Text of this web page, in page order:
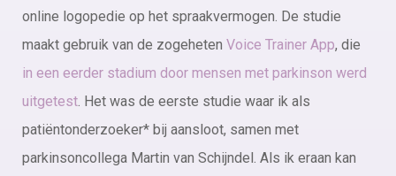
online logopedie op het spraakvermogen. De studie
maakt gebruik van de zogeheten Voice Trainer App, die
in een eerder stadium door mensen met parkinson werd
uitgetest. Het was de eerste studie waar ik als
patiëntonderzoeker* bij aansloot, samen met
parkinsoncollega Martin van Schijndel. Als ik eraan kan